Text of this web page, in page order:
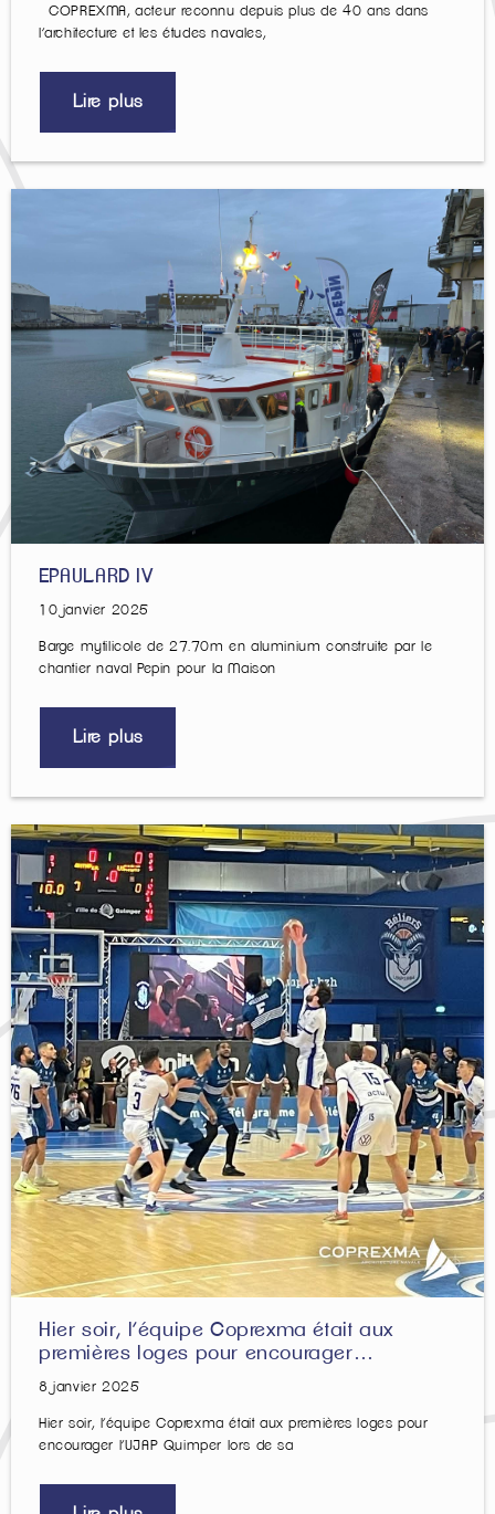
COPREXMA, acteur reconnu depuis plus de 40 ans dans
l’architecture et les études navales,
Lire plus
EPAULARD IV
10 janvier 2025
Barge mytilicole de 27.70m en aluminium construite par le
chantier naval Pepin pour la Maison
Lire plus
Hier soir, l’équipe Coprexma était aux
premières loges pour encourager…
8 janvier 2025
Hier soir, l’équipe Coprexma était aux premières loges pour
encourager l’UJAP Quimper lors de sa